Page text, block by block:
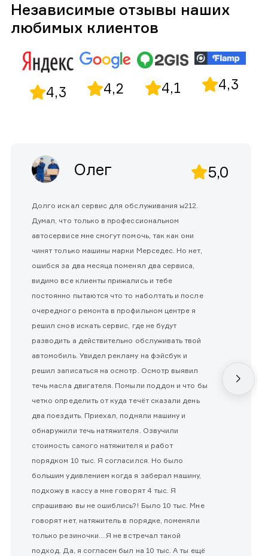
Независимые отзывы наших
любимых клиентов
4,3 4,2 4,1 4,3
Олег 5,0
Долго искал сервис для обслуживания w212.
Думал, что только в профессиональном
автосервисе мне смогут помочь, так как они
чинят только машины марки Мерседес. Но нет,
ошибся за два месяца поменял два сервиса,
видимо все клиенты прижались и тебе
постоянно пытаются что то наболтать и после
очередного ремонта в профильном центре я
решил снов искать сервис, где не будут
разводить а действительно обслуживать твой
автомобиль. Увидел рекламу на фэйсбук и
решил записаться на осмотр. Осмотр выявил
течь масла двигателя. Помыли поддон и что бы
четко определить от куда течёт сказали день
два поездить. Приехал, подняли машину и
обнаружили течь натяжителя. Озвучили
стоимость самого натяжителя и работ
порядком 10 тыс. Я согласился. Но было
большим удивлением когда я заберал машину,
подхожу в кассу а мне говорят 4 тыс. Я
спрашиваю вы не ошиблись?! Было 10 тыс. Мне
говорят нет, натяжитель в порядке, поменяли
только резиночки....Я не встречал такой
подход. Да, я согласен был на 10 тыс. А ты ещё